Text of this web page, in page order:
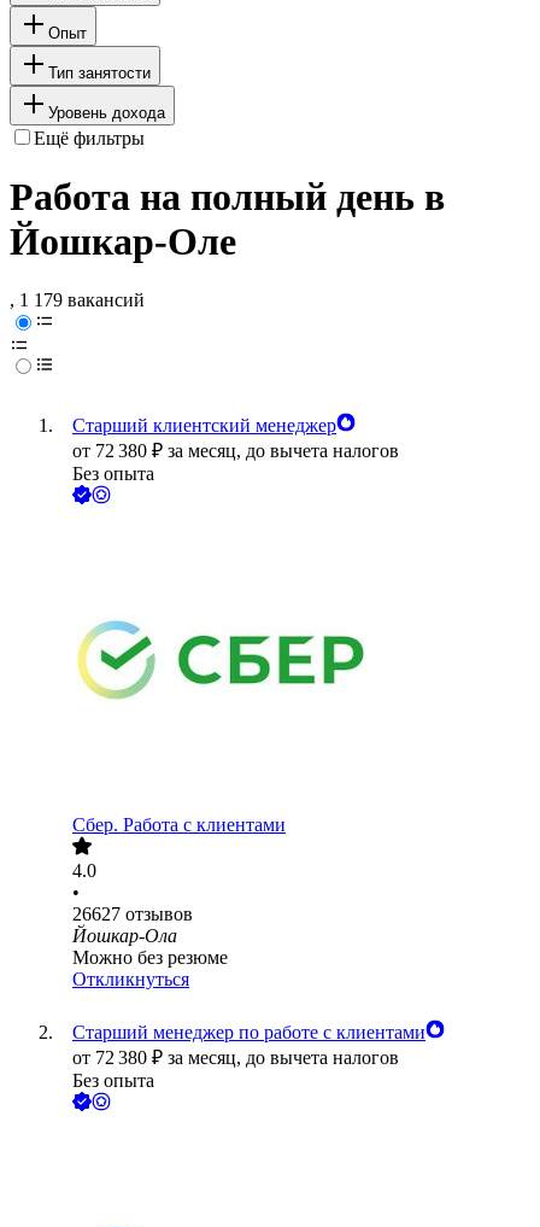
Опыт
Тип занятости
Уровень дохода
Ещё фильтры
Работа на полный день в
Йошкар-Оле
, 1 179 вакансий
Старший клиентский менеджер
от 72 380 ₽ за месяц, до вычета налогов
Без опыта
Сбер. Работа с клиентами
4.0
•
26627 отзывов
Йошкар-Ола
Можно без резюме
Откликнуться
Старший менеджер по работе с клиентами
от 72 380 ₽ за месяц, до вычета налогов
Без опыта